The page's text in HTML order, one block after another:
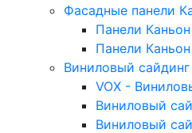
Фасадные панели
Панели
Панели
Виниловый сайдинг
VOX -
Виниловый
Виниловый